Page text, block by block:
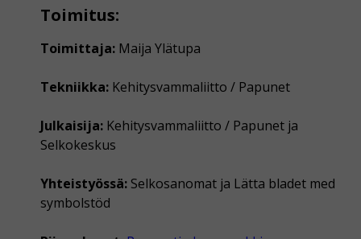
Toimitus:
Toimittaja: Maija Ylätupa
Tekniikka: Kehitysvammaliitto / Papunet
Julkaisija: Kehitysvammaliitto / Papunet ja
Selkokeskus
Yhteistyössä: Selkosanomat ja Lätta bladet med
symbolstöd